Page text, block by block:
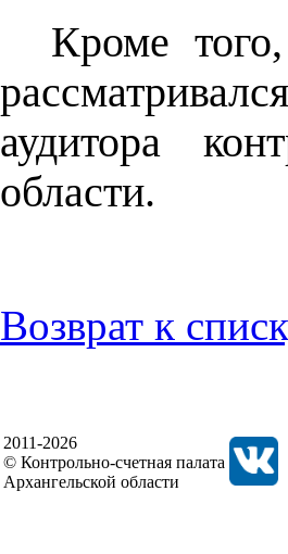
Кроме
аудитора
области.
Возврат к
2011-2026
© Контрольно-счетная палата
Архангельской области